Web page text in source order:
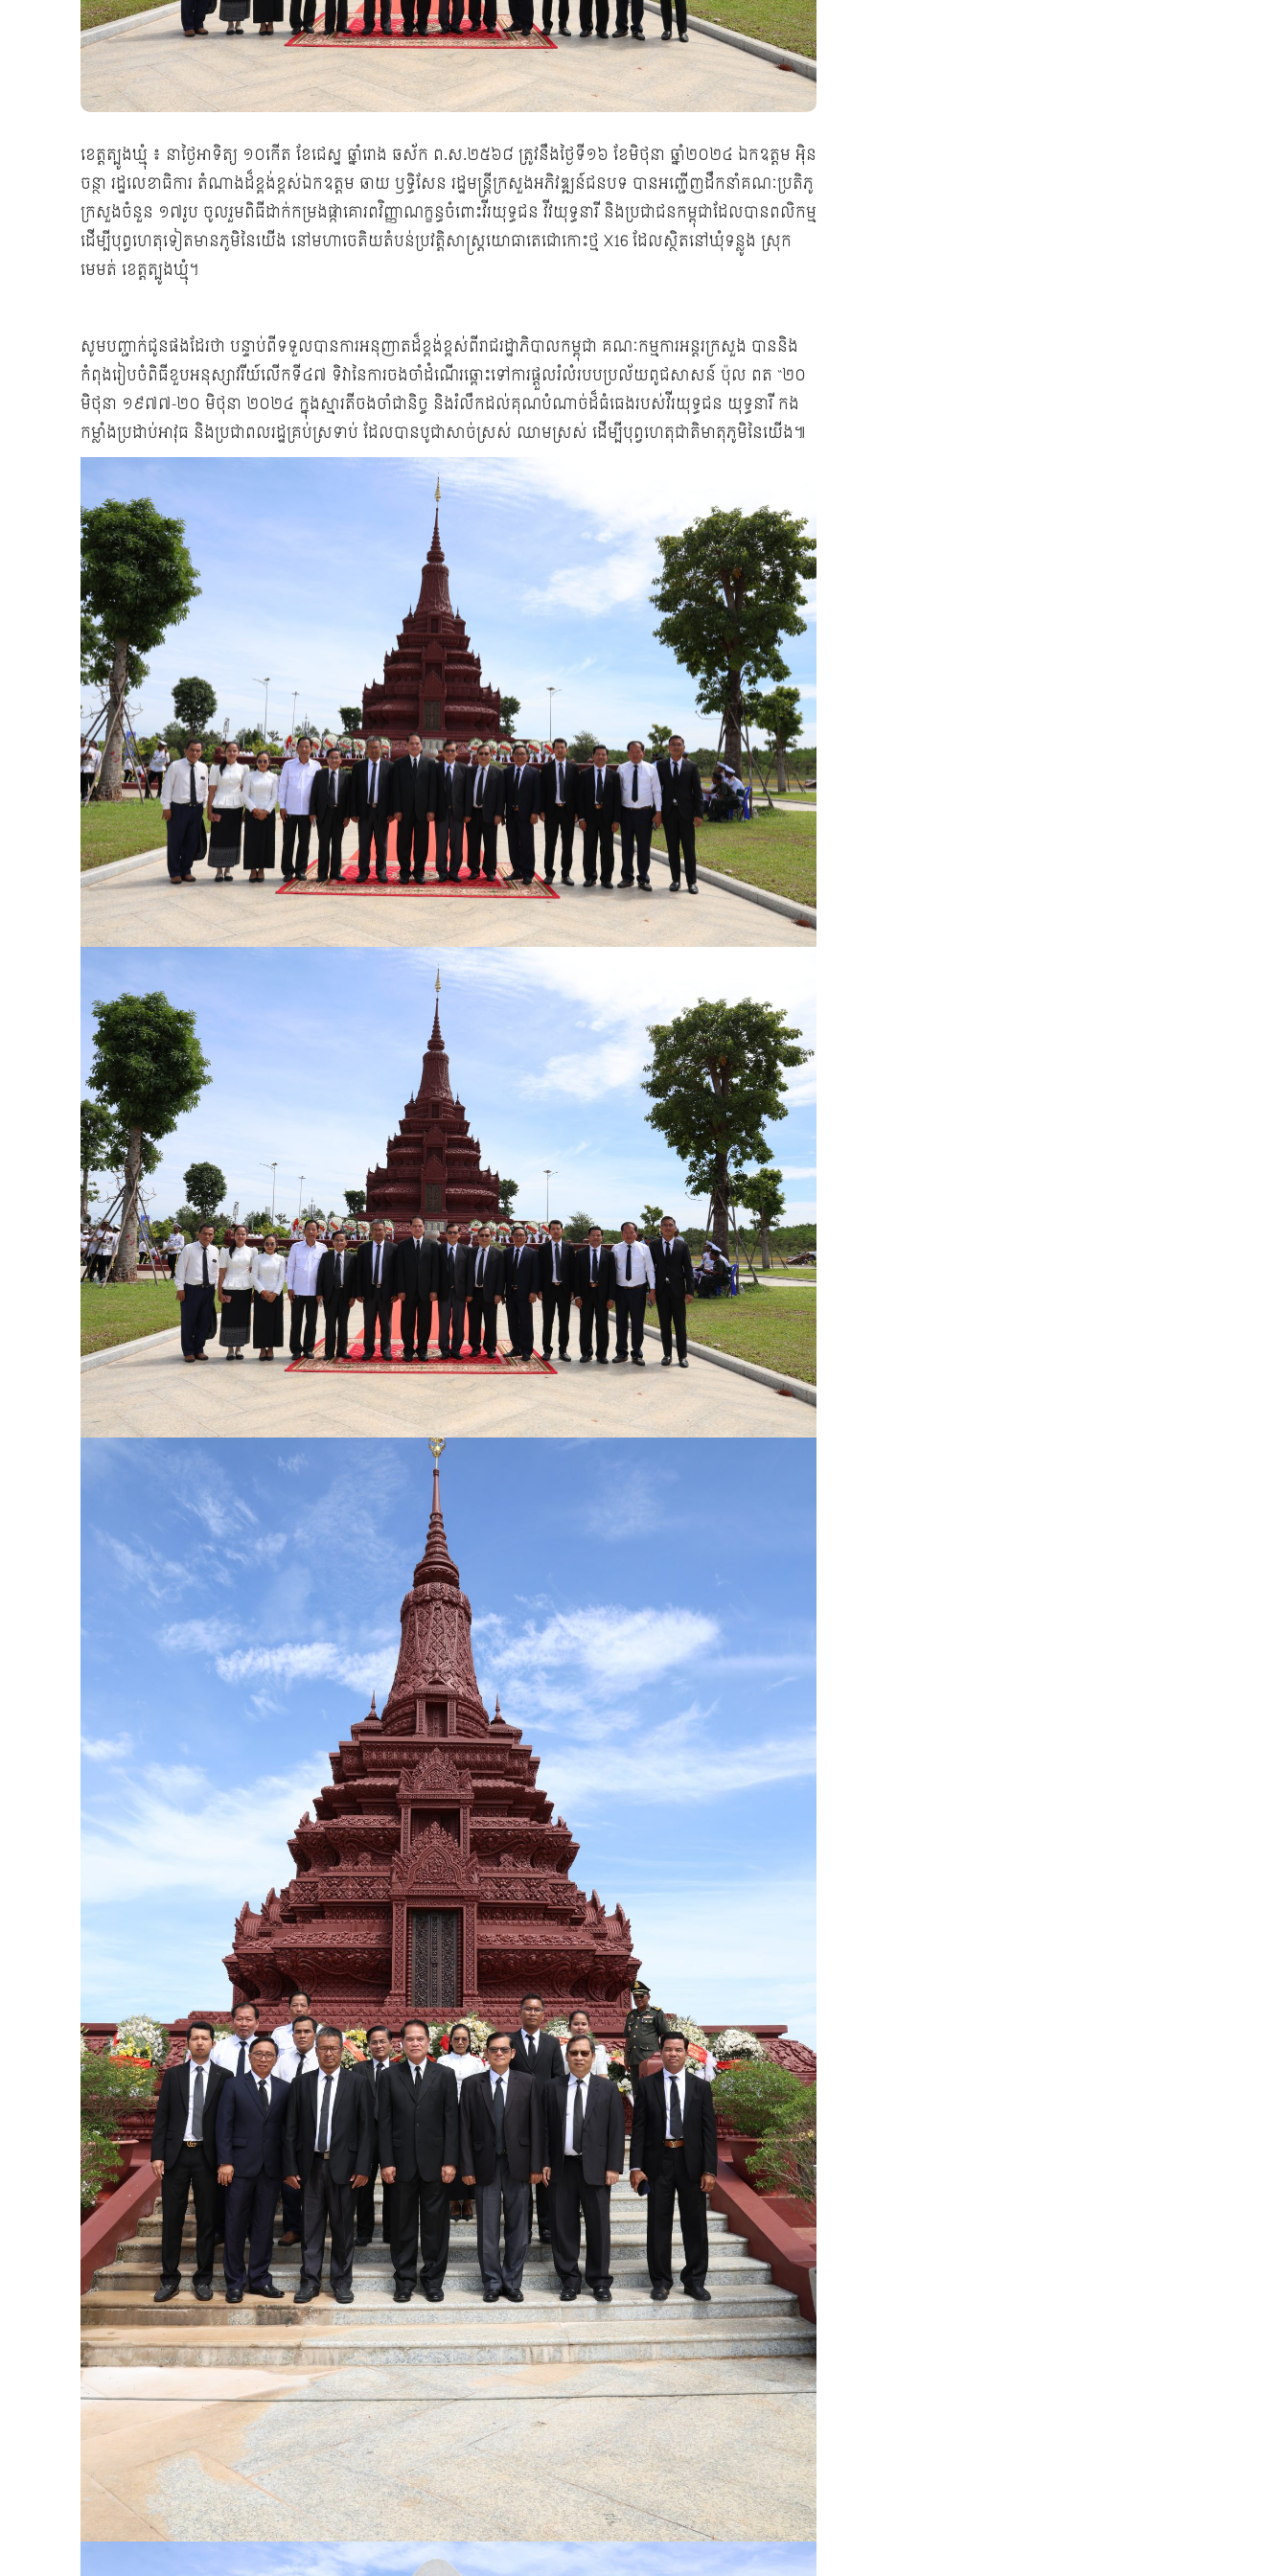
ខេត្តត្បូងឃ្មុំ ៖ នាថ្ងៃអាទិត្យ ១០កើត ខែជេស្ឋ ឆ្នាំរោង ឆស័ក ព.ស.២៥៦៨ ត្រូវនឹងថ្ងៃទី១៦ ខែមិថុនា ឆ្នាំ២០២៤ ឯកឧត្តម អ៊ិន
ចន្ថា រដ្ឋលេខាធិការ តំណាងដ៏ខ្ពង់ខ្ពស់ឯកឧត្តម ឆាយ ឫទ្ធិសែន រដ្ឋមន្ត្រីក្រសួងអភិវឌ្ឍន៍ជនបទ បានអញ្ជើញដឹកនាំគណៈប្រតិភូ
ក្រសួងចំនួន ១៧រូប ចូលរួមពិធីដាក់កម្រងផ្កាគោរពវិញ្ញាណក្ខន្ធចំពោះវីរយុទ្ធជន វីវយុទ្ធនារី និងប្រជាជនកម្ពុជាដែលបានពលិកម្ម
ដើម្បីបុព្វហេតុទៀតមានភូមិនៃយើង នៅមហាចេតិយតំបន់ប្រវត្តិសាស្ត្រយោធាតេជោកោះថ្ម X16 ដែលស្ថិតនៅឃុំទន្លូង ស្រុក
មេមត់ ខេត្តត្បូងឃ្មុំ។
សូមបញ្ជាក់ជូនផងដែរថា បន្ទាប់ពីទទួលបានការអនុញាតដ៏ខ្ពង់ខ្ពស់ពីរាជរដ្ឋាភិបាលកម្ពុជា គណៈកម្មការអន្តរក្រសួង បាននិង
កំពុងរៀបចំពិធីខួបអនុស្សាវរីយ៍លើកទី៤៧ ទិវានៃការចងចាំដំណើរឆ្ពោះទៅការផ្ដួលរំលំរបបប្រល័យពូជសាសន៍ ប៉ុល ពត “២០
មិថុនា ១៩៧៧-២០ មិថុនា ២០២៤ ក្នុងស្មារតីចងចាំជានិច្ច និងរំលឹកដល់គុណបំណាច់ដ៏ធំធេងរបស់វីរយុទ្ធជន យុទ្ធនារី កង
កម្លាំងប្រដាប់អាវុធ និងប្រជាពលរដ្ឋគ្រប់ស្រទាប់ ដែលបានបូជាសាច់ស្រស់ ឈាមស្រស់ ដើម្បីបុព្វហេតុជាតិមាតុភូមិនៃយើង៕